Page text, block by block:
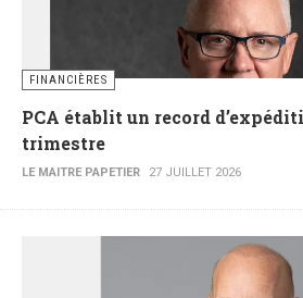
FINANCIÈRES
PCA établit un record
trimestre
LE MAITRE PAPETIER 27 JUILLET 2026